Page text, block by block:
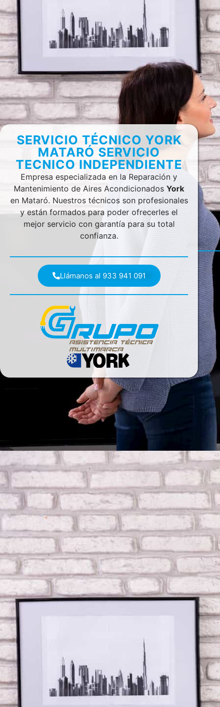
SERVICIO TÉCNICO YORK
MATARÓ SERVICIO
TECNICO INDEPENDIENTE
Empresa especializada en la Reparación y
Mantenimiento de Aires AcondicionadosYork
en Mataró. Nuestros técnicos son profesionales
y están formados para poder ofrecerles el
mejor servicio con garantía para su total
confianza.
Llámanos al 933 941 091